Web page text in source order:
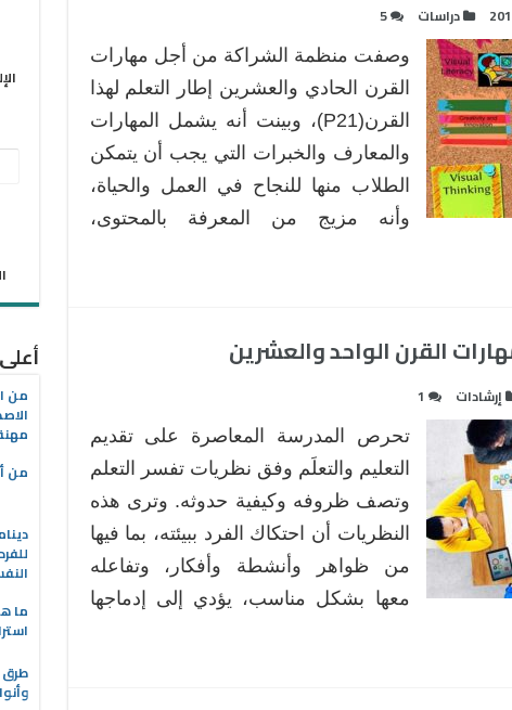
دراسات 5
وصفت منظمة الشراكة من أجل مهارات
القرن الحادي والعشرين إطار التعلم لهذا
القرن(P21)، وبينت أنه يشمل المهارات
والمعارف والخبرات التي يجب أن يتمكن
الطلاب منها للنجاح في العمل والحياة،
وأنه مزيج من المعرفة بالمحتوى،
القرن الواحد والعشرين
إرشادات 1
تحرص المدرسة المعاصرة على تقديم
التعليم والتعلَم وفق نظريات تفسر التعلم
وتصف ظروفه وكيفية حدوثه. وترى هذه
النظريات أن احتكاك الفرد ببيئته، بما فيها
من ظواهر وأنشطة وأفكار، وتفاعله
معها بشكل مناسب، يؤدي إلى إدماجها
من
من
ما
طرق